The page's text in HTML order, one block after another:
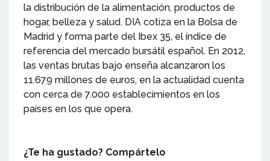
la distribución de la alimentación, productos de
hogar, belleza y salud. DIA cotiza en la Bolsa de
Madrid y forma parte del Ibex 35, el índice de
referencia del mercado bursátil español. En 2012,
las ventas brutas bajo enseña alcanzaron los
11.679 millones de euros, en la actualidad cuenta
con cerca de 7.000 establecimientos en los
países en los que opera.
¿Te ha gustado? Compártelo